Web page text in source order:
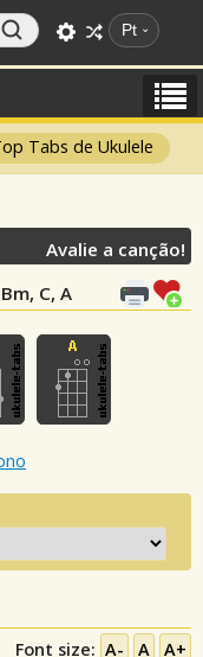
Pt
Tabs de Ukulele
C, A
Avalie a canção!
Font size: A- A A+